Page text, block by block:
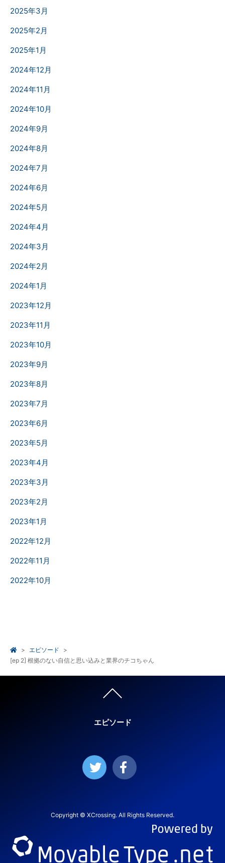
2025年3月
2025年2月
2025年1月
2024年12月
2024年11月
2024年10月
2024年9月
2024年8月
2024年7月
2024年6月
2024年5月
2024年4月
2024年3月
2024年2月
2024年1月
2023年12月
2023年11月
2023年10月
2023年9月
2023年8月
2023年7月
2023年6月
2023年5月
2023年4月
2023年3月
2023年2月
2023年1月
2022年12月
2022年11月
2022年10月
エピソード
[ep 2] 根拠のない自信と思い込みと業界のチコちゃん
エピソード
Copyright © XCrossing. All Rights Reserved.